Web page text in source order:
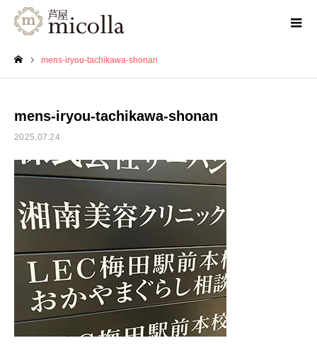
mens-iryou-tachikawa-shonan
mens-iryou-tachikawa-shonan
2025.07.24